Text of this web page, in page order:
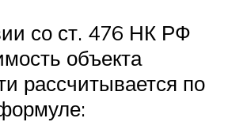
со ст. 476 НК РФ
объекта
рассчитывается по